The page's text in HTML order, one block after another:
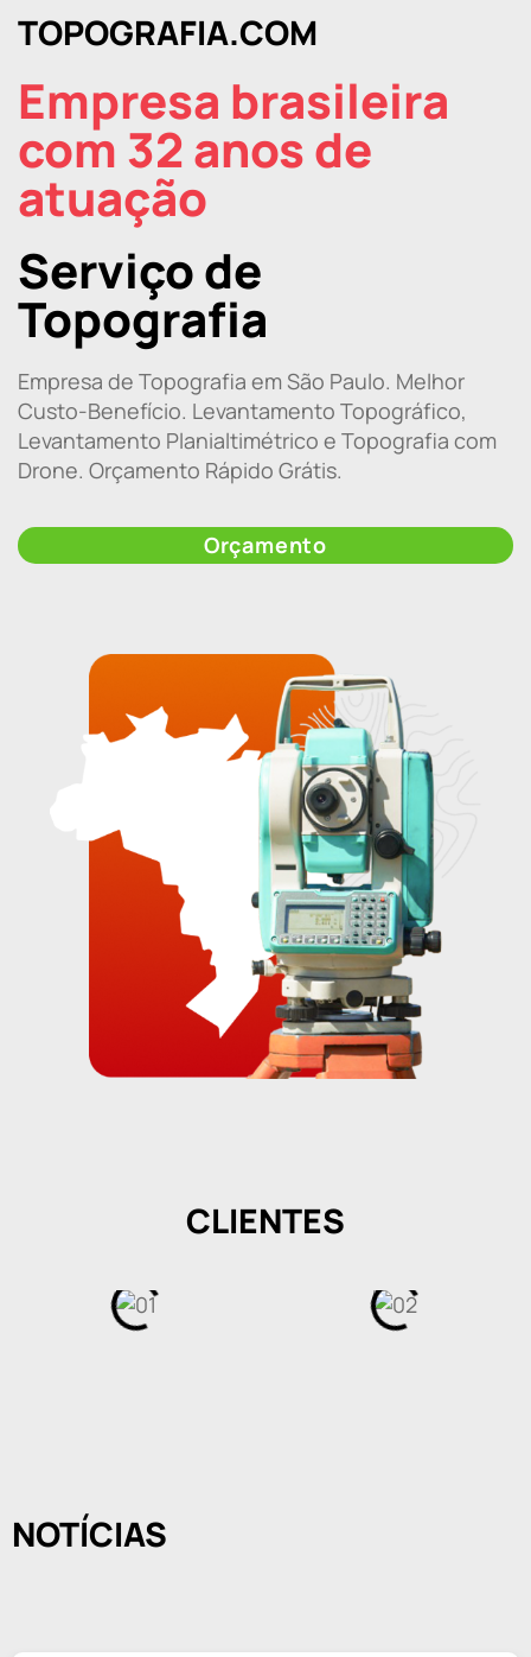
TOPOGRAFIA.COM
Empresa brasileira
com 32 anos de
atuação
Serviço de
Topografia
Empresa de Topografia em São Paulo. Melhor
Custo-Benefício. Levantamento Topográfico,
Levantamento Planialtimétrico e Topografia com
Drone. Orçamento Rápido Grátis.
Orçamento
CLIENTES
NOTÍCIAS